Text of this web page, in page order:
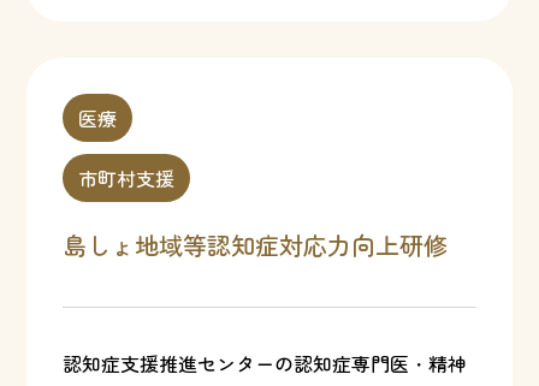
医療
市町村支援
島しょ地域等認知症対応力向上研修
認知症支援推進センターの認知症専門医・精神